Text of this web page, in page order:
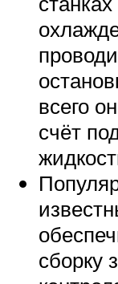
всего
счёт
сборку